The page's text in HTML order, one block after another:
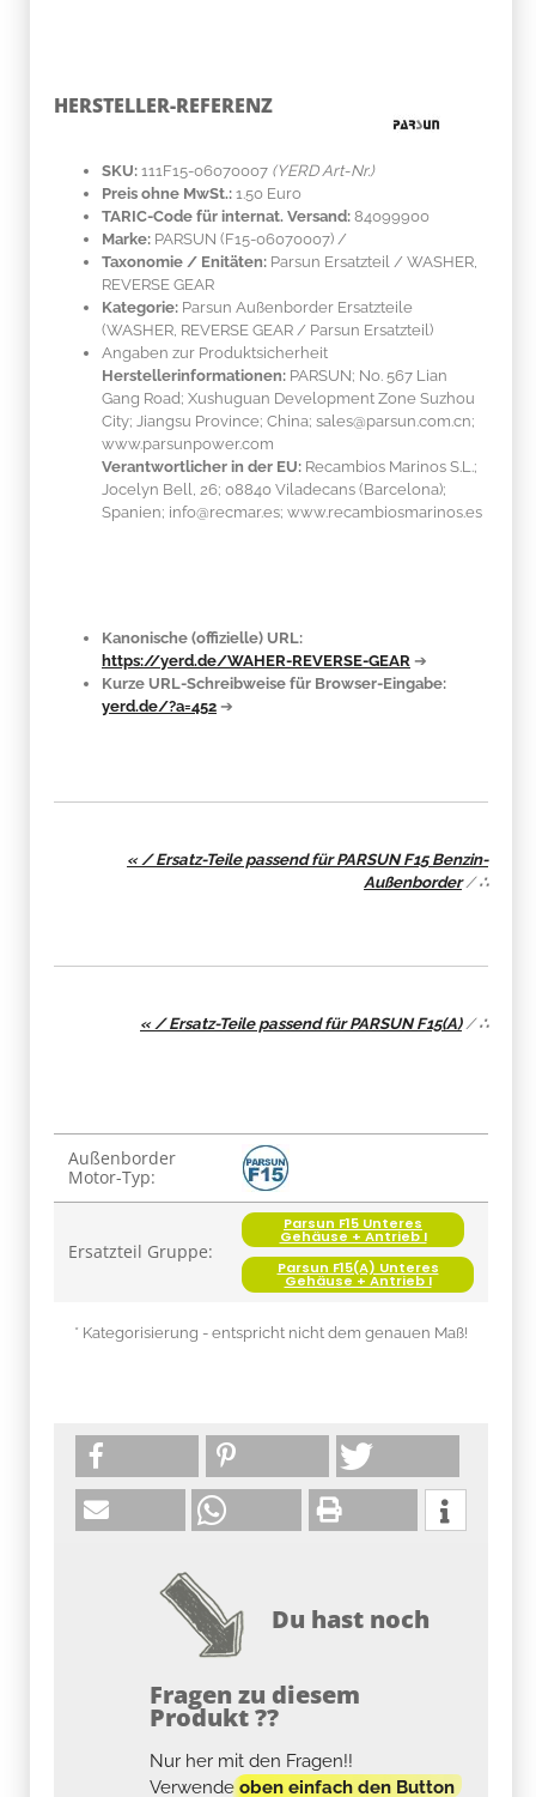
HERSTELLER-REFERENZ
SKU: 111F15-06070007 (YERD Art-Nr.)
Preis ohne MwSt.: 1.50 Euro
TARIC-Code für internat. Versand: 84099900
Marke: PARSUN (F15-06070007) /
Taxonomie / Enitäten: Parsun Ersatzteil / WASHER,
REVERSE GEAR
Kategorie: Parsun Außenborder Ersatzteile
(WASHER, REVERSE GEAR / Parsun Ersatzteil)
Angaben zur Produktsicherheit
Herstellerinformationen: PARSUN; No. 567 Lian
Gang Road; Xushuguan Development Zone Suzhou
City; Jiangsu Province; China; sales@parsun.com.cn;
www.parsunpower.com
Verantwortlicher in der EU: Recambios Marinos S.L.;
Jocelyn Bell, 26; 08840 Viladecans (Barcelona);
Spanien; info@recmar.es; www.recambiosmarinos.es
Kanonische (offizielle) URL:
https://yerd.de/WAHER-REVERSE-GEAR ➔
Kurze URL-Schreibweise für Browser-Eingabe:
yerd.de/?a=452 ➔
« / Ersatz-Teile passend für PARSUN F15 Benzin-
Außenborder/∴
« / Ersatz-Teile passend für PARSUN F15(A)/∴
Produkteigenschaft
Wert
Außenborder
Motor-Typ:
Ersatzteil Gruppe:
Parsun F15 Unteres
Gehäuse + Antrieb I
Parsun F15(A) Unteres
Gehäuse + Antrieb I
* Kategorisierung - entspricht nicht dem genauen Maß!
Du hast noch
Fragen zu diesem
Produkt ??
Nur her mit den Fragen!!
Verwendeoben einfach den Button